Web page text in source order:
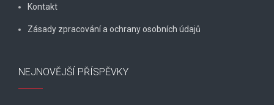
Kontakt
Zásady zpracování a ochrany osobních údajů
NEJNOVĚJŠÍ PŘÍSPĚVKY